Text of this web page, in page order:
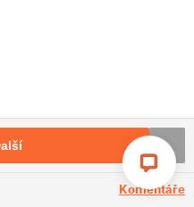
Komentáře